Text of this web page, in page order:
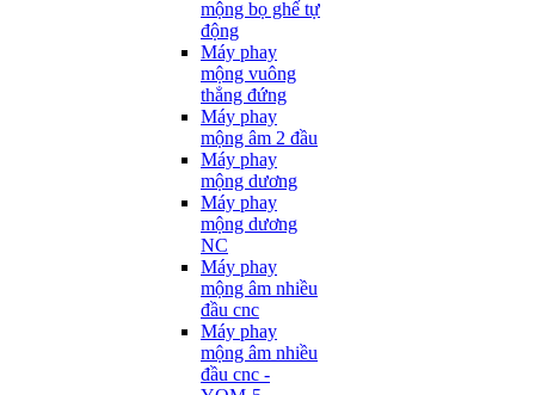
mộng bọ ghế tự
động
Máy phay
mộng vuông
thẳng đứng
Máy phay
mộng âm 2 đầu
Máy phay
mộng dương
Máy phay
mộng dương
NC
Máy phay
mộng âm nhiều
đầu cnc
Máy phay
mộng âm nhiều
đầu cnc -